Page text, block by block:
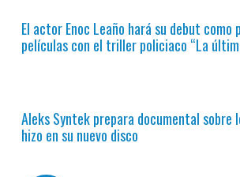
El actor Enoc Leaño hará su debut como
películas con el triller policiaco “La
Aleks Syntek prepara documental sobre
hizo en su nuevo disco